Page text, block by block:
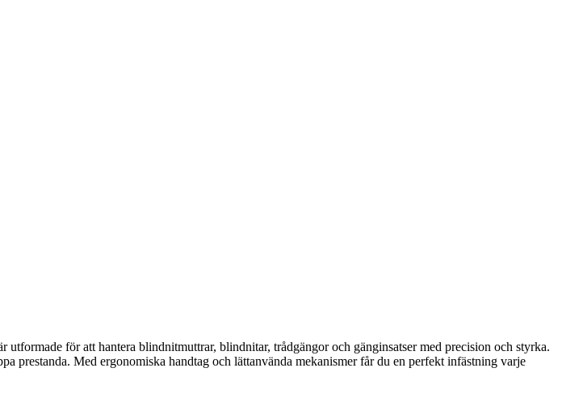
för att hantera blindnitmuttrar, blindnitar, trådgängor och gänginsatser med precision och styrka.
prestanda. Med ergonomiska handtag och lättanvända mekanismer får du en perfekt infästning varje